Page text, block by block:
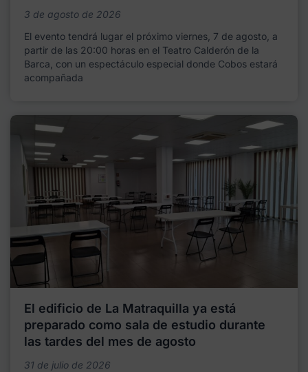
3 de agosto de 2026
El evento tendrá lugar el próximo viernes, 7 de agosto, a
partir de las 20:00 horas en el Teatro Calderón de la
Barca, con un espectáculo especial donde Cobos estará
acompañada
El edificio de La Matraquilla ya está
preparado como sala de estudio durante
las tardes del mes de agosto
31 de julio de 2026